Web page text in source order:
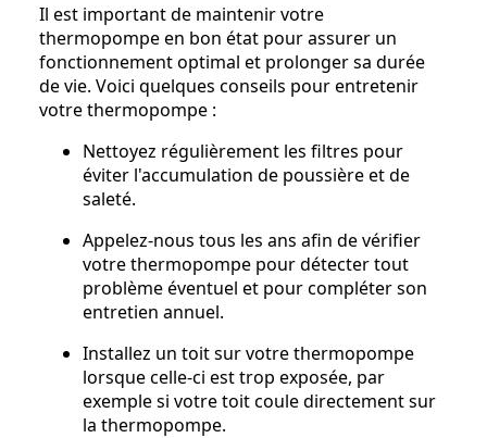
Il est important de maintenir votre
thermopompe en bon état pour assurer un
fonctionnement optimal et prolonger sa durée
de vie. Voici quelques conseils pour entretenir
votre thermopompe :
Nettoyez régulièrement les filtres pour
éviter l'accumulation de poussière et de
saleté.
Appelez-nous tous les ans afin de vérifier
votre thermopompe pour détecter tout
problème éventuel et pour compléter son
entretien annuel.
Installez un toit sur votre thermopompe
lorsque celle-ci est trop exposée, par
exemple si votre toit coule directement sur
la thermopompe.